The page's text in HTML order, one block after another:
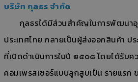
บริษัท กุลธร จำกัด
กุลธรได้มีส่วนสําคัญในการพัฒนาอุตส
ประเทศไทย กลายเป็นผู้ส่งออกสินค้า ป
ที่เปิดดําเนินการในปี ๒๕๐๘ โดยได้รับ
คอมเพรสเซอร์แบบลูกสูบเป็น รายแรก